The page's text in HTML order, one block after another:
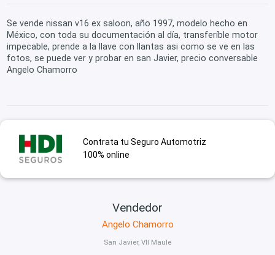
Se vende nissan v16 ex saloon, año 1997, modelo hecho en
México, con toda su documentación al día, transferíble motor
impecable, prende a la llave con llantas asi como se ve en las
fotos, se puede ver y probar en san Javier, precio conversable
Angelo Chamorro
Contrata tu Seguro Automotriz
100% online
Vendedor
Angelo Chamorro
San Javier, VII Maule